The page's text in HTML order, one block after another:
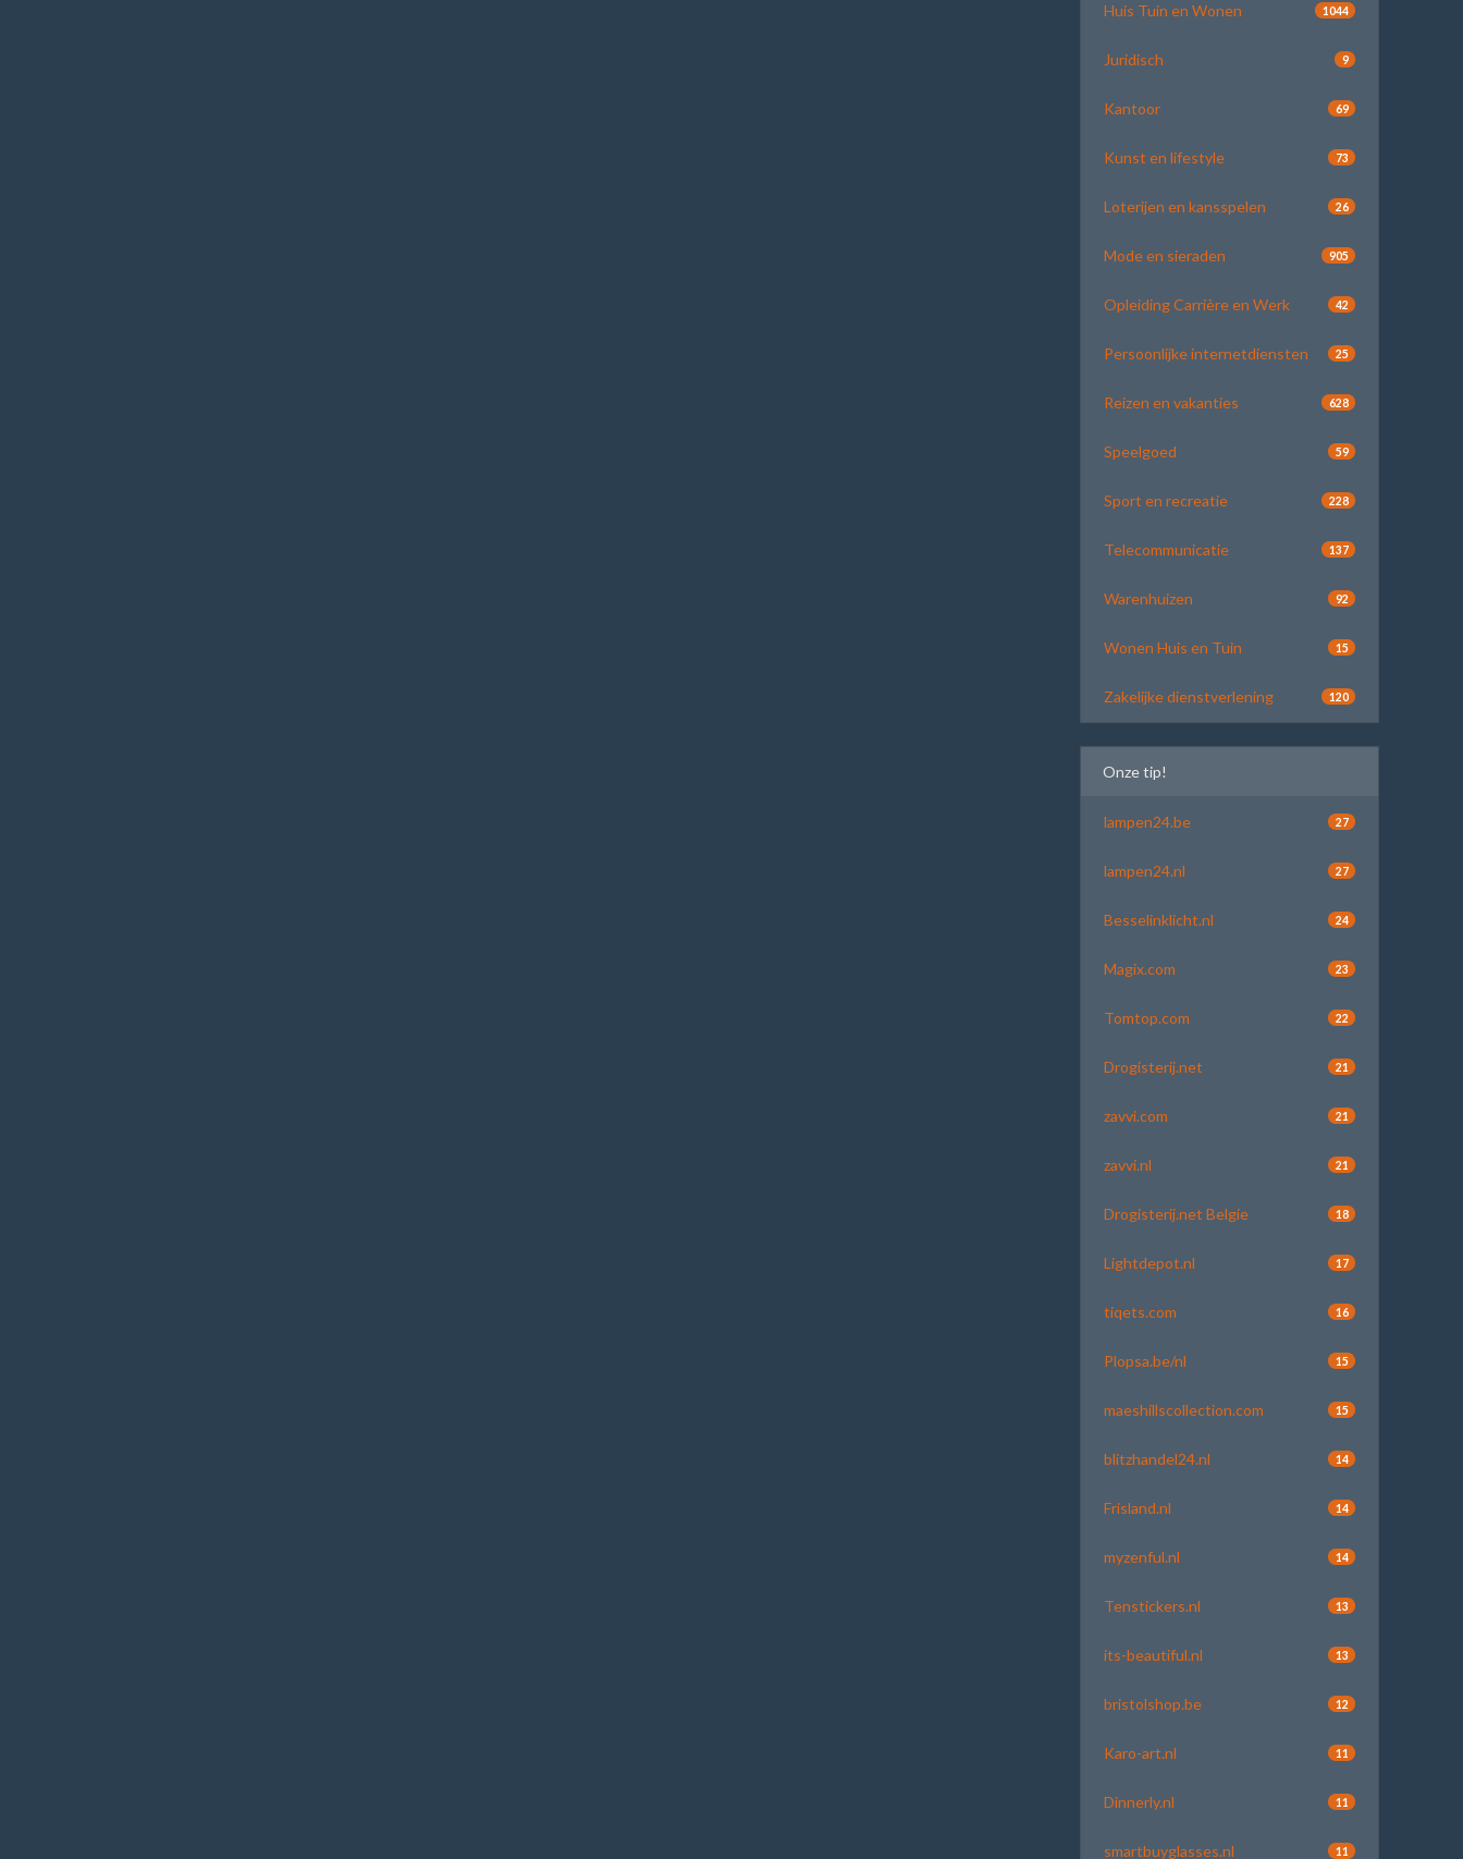
Huis Tuin en Wonen 1044
Juridisch 9
Kantoor 69
Kunst en lifestyle 73
Loterijen en kansspelen 26
Mode en sieraden 905
Opleiding Carrière en Werk 42
Persoonlijke internetdiensten 25
Reizen en vakanties 628
Speelgoed 59
Sport en recreatie 228
Telecommunicatie 137
Warenhuizen 92
Wonen Huis en Tuin 15
Zakelijke dienstverlening 120
Onze tip!
lampen24.be 27
lampen24.nl 27
Besselinklicht.nl 24
Magix.com 23
Tomtop.com 22
Drogisterij.net 21
zavvi.com 21
zavvi.nl 21
Drogisterij.net Belgie 18
Lightdepot.nl 17
tiqets.com 16
Plopsa.be/nl 15
maeshillscollection.com 15
blitzhandel24.nl 14
Frisland.nl 14
myzenful.nl 14
Tenstickers.nl 13
its-beautiful.nl 13
bristolshop.be 12
Karo-art.nl 11
Dinnerly.nl 11
smartbuyglasses.nl 11